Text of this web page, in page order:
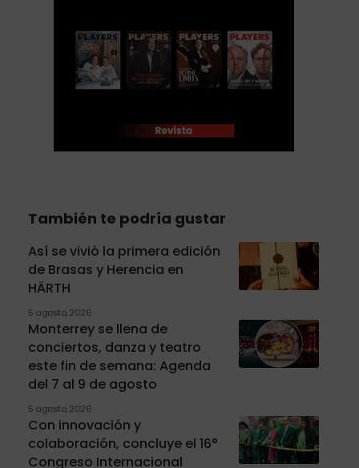
También te podría gustar
Así se vivió la primera edición
de Brasas y Herencia en
HÄRTH
5 agosto, 2026
Monterrey se llena de
conciertos, danza y teatro
este fin de semana: Agenda
del 7 al 9 de agosto
5 agosto, 2026
Con innovación y
colaboración, concluye el 16°
Congreso Internacional